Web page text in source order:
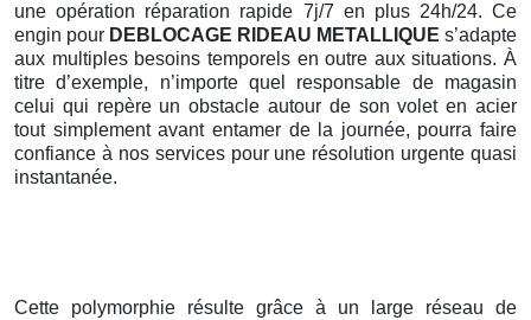
une opération réparation rapide 7j/7 en plus 24h/24. Ce
engin pour DEBLOCAGE RIDEAU METALLIQUE s’adapte
aux multiples besoins temporels en outre aux situations. À
titre d’exemple, n’importe quel responsable de magasin
celui qui repère un obstacle autour de son volet en acier
tout simplement avant entamer de la journée, pourra faire
confiance à nos services pour une résolution urgente quasi
instantanée.
Cette polymorphie résulte grâce à un large réseau de